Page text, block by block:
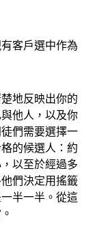
客戶選中作為
地反映出你的
他人，以及你
們需要選擇一
的候選人：約
以至於經過多
們決定用搖籤
半一半。從這